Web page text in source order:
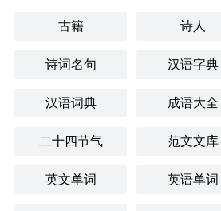
古籍 诗人
诗词名句 汉语字典
汉语词典 成语大全
二十四节气 范文文库
英文单词 英语单词